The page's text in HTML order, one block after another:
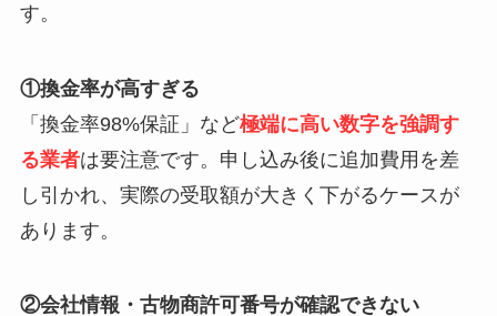
す。
①換金率が高すぎる
「換金率98%保証」など極端に高い数字を強調す
る業者は要注意です。申し込み後に追加費用を差
し引かれ、実際の受取額が大きく下がるケースが
あります。
②会社情報・古物商許可番号が確認できない